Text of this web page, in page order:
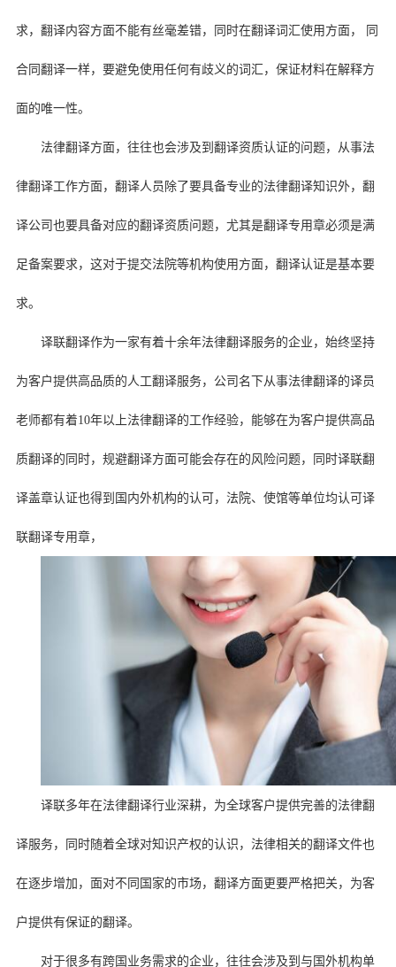
求，翻译内容方面不能有丝毫差错，同时在翻译词汇使用方面， 同
合同翻译一样，要避免使用任何有歧义的词汇，保证材料在解释方
面的唯一性。
法律翻译方面，往往也会涉及到翻译资质认证的问题，从事法
律翻译工作方面，翻译人员除了要具备专业的法律翻译知识外，翻
译公司也要具备对应的翻译资质问题，尤其是翻译专用章必须是满
足备案要求，这对于提交法院等机构使用方面，翻译认证是基本要
求。
译联翻译作为一家有着十余年法律翻译服务的企业，始终坚持
为客户提供高品质的人工翻译服务，公司名下从事法律翻译的译员
老师都有着10年以上法律翻译的工作经验，能够在为客户提供高品
质翻译的同时，规避翻译方面可能会存在的风险问题，同时译联翻
译盖章认证也得到国内外机构的认可，法院、使馆等单位均认可译
联翻译专用章，
译联多年在法律翻译行业深耕，为全球客户提供完善的法律翻
译服务，同时随着全球对知识产权的认识，法律相关的翻译文件也
在逐步增加，面对不同国家的市场，翻译方面更要严格把关，为客
户提供有保证的翻译。
对于很多有跨国业务需求的企业，往往会涉及到与国外机构单